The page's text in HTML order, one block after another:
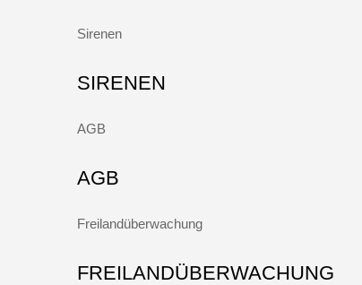
Sirenen
SIRENEN
AGB
AGB
Freilandüberwachung
FREILANDÜBERWACHUNG